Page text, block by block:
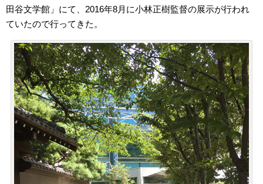
田谷文学館」にて、2016年8月に小林正樹監督の展示が行われ
ていたので行ってきた。